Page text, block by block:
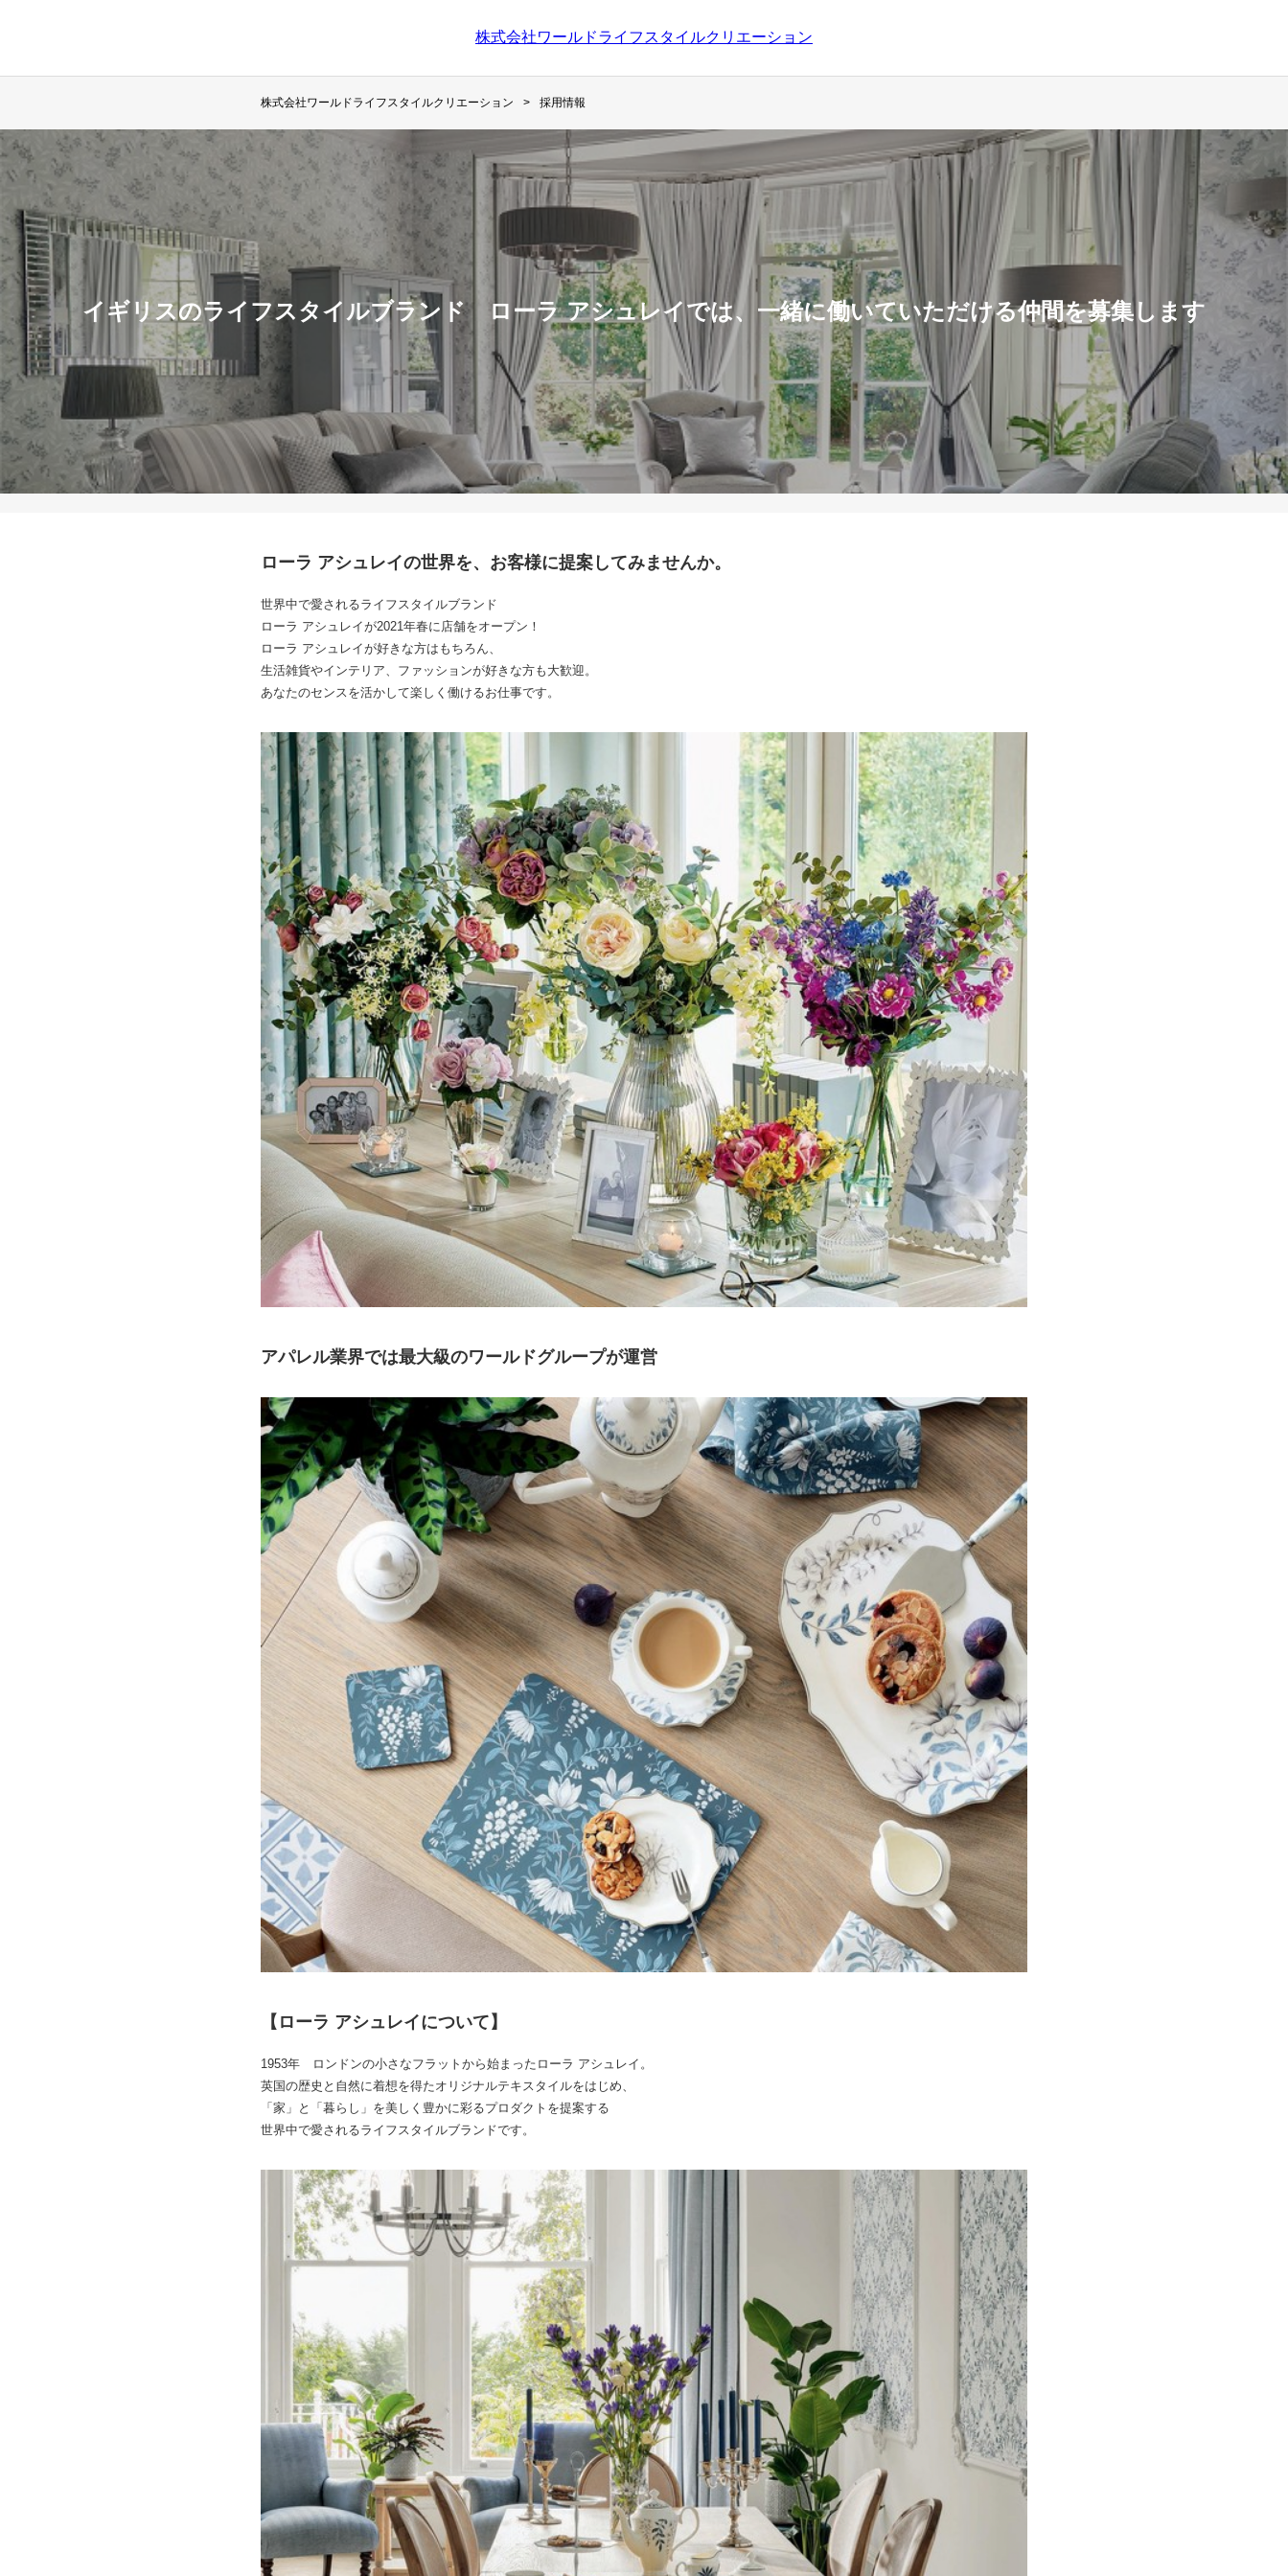
株式会社ワールドライフスタイルクリエーション
株式会社ワールドライフスタイルクリエーション 採用情報
イギリスのライフスタイルブランド ローラ アシュレイでは、一緒に働いていただける仲間を募集します
ローラ アシュレイの世界を、お客様に提案してみませんか。
世界中で愛されるライフスタイルブランド
ローラ アシュレイが2021年春に店舗をオープン！
ローラ アシュレイが好きな方はもちろん、
生活雑貨やインテリア、ファッションが好きな方も大歓迎。
あなたのセンスを活かして楽しく働けるお仕事です。
アパレル業界では最大級のワールドグループが運営
【ローラ アシュレイについて】
1953年 ロンドンの小さなフラットから始まったローラ アシュレイ。
英国の歴史と自然に着想を得たオリジナルテキスタイルをはじめ、
「家」と「暮らし」を美しく豊かに彩るプロダクトを提案する
世界中で愛されるライフスタイルブランドです。